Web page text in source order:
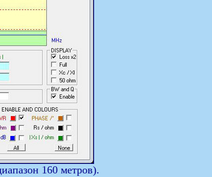
160 метров).